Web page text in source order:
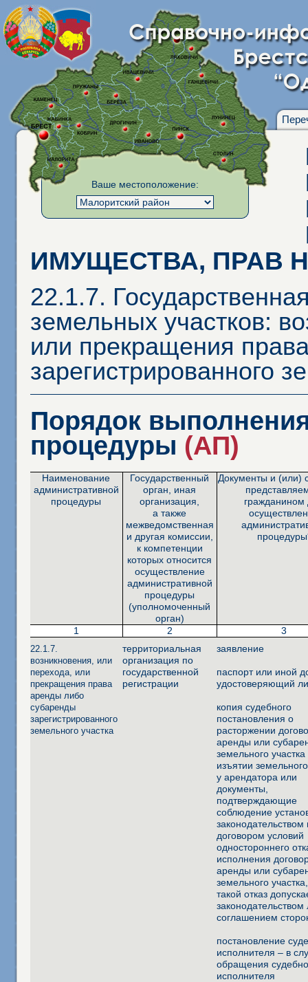
Ваше местоположение:
ИМУЩЕСТВА, ПРАВ
22.1.7.
земельных участков:
или прекращения
зарегистрированного
Порядок
процедуры (АП)
Наименование
административной
процедуры
Государственный
орган, иная
организация,
а также
межведомственная
и другая комиссии,
к компетенции
которых относится
осуществление
административной
процедуры
(уполномоченный
орган)
Документы и (или)
гражданином
1 2 3
22.1.7.
возникновения, или
перехода, или
прекращения права
аренды либо
субаренды
зарегистрированного
земельного участка
территориальная
организация по
государственной
регистрации
заявление
паспорт или иной
удостоверяющий
копия судебного
постановления о
расторжении
аренды или
земельного
изъятии
у арендатора или
документы,
подтверждающие
соблюдение
договором условий
одностороннего
исполнения
аренды или
земельного
такой отказ
законодательством
соглашением
постановление
исполнителя – в
обращения
исполнителя